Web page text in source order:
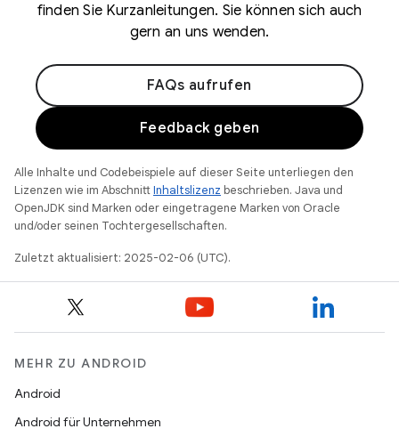
finden Sie Kurzanleitungen. Sie können sich auch
gern an uns wenden.
FAQs aufrufen
Feedback geben
Alle Inhalte und Codebeispiele auf dieser Seite unterliegen den
Lizenzen wie im AbschnittInhaltslizenz beschrieben. Java und
OpenJDK sind Marken oder eingetragene Marken von Oracle
und/oder seinen Tochtergesellschaften.
Zuletzt aktualisiert: 2025-02-06 (UTC).
MEHR ZU ANDROID
Android
Android für Unternehmen